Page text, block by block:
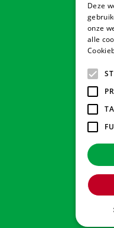
Deze
onze
alle